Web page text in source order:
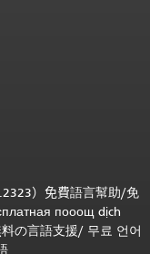
）免費語言幫助/免
пооощ dịch
の言語支援/ 무료 언어